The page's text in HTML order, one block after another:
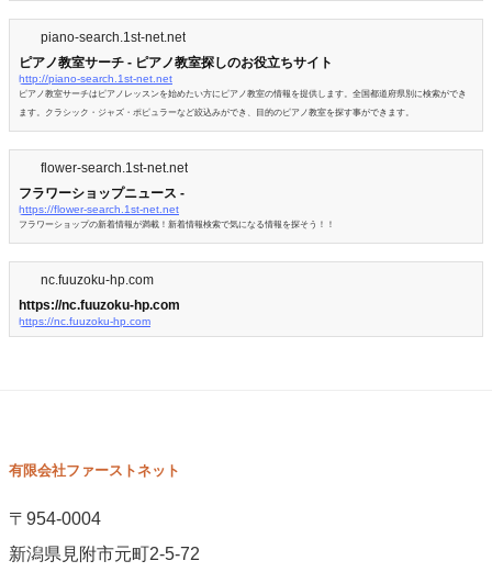
piano-search.1st-net.net
ピアノ教室サーチ - ピアノ教室探しのお役立ちサイト
http://piano-search.1st-net.net
ピアノ教室サーチはピアノレッスンを始めたい方にピアノ教室の情報を提供します。全国都道府県別に検索ができ
ます。クラシック・ジャズ・ポピュラーなど絞込みができ、目的のピアノ教室を探す事ができます。
flower-search.1st-net.net
フラワーショップニュース -
https://flower-search.1st-net.net
フラワーショップの新着情報が満載！新着情報検索で気になる情報を探そう！！
nc.fuuzoku-hp.com
https://nc.fuuzoku-hp.com
https://nc.fuuzoku-hp.com
有限会社ファーストネット
〒954-0004
新潟県見附市元町2-5-72